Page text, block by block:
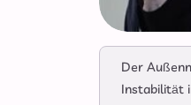
Der
Instabilität